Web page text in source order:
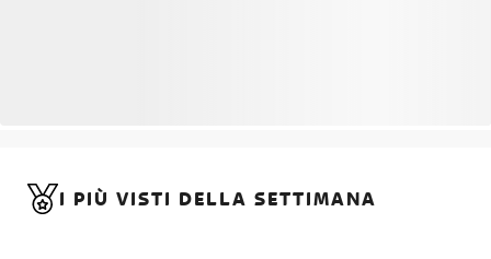
I PIÙ VISTI DELLA SETTIMANA